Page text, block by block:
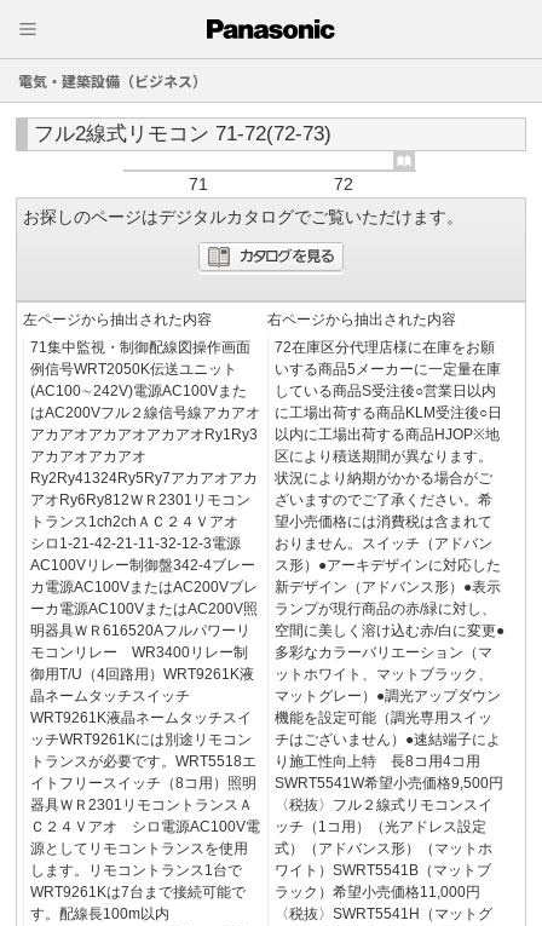
電気・建築設備（ビジネス）
フル2線式リモコン 71-72(72-73)
71
72
お探しのページはデジタルカタログでご覧いただけます。
左ページから抽出された内容
71集中監視・制御配線図操作画面
例信号WRT2050K伝送ユニット
(AC100∼242V)電源AC100Vまた
はAC200Vフル２線信号線アカアオ
アカアオアカアオアカアオRy1Ry3
アカアオアカアオ
Ry2Ry41324Ry5Ry7アカアオアカ
アオRy6Ry812ＷＲ2301リモコン
トランス1ch2chＡＣ２４Ｖアオ
シロ1-21-42-21-11-32-12-3電源
AC100Vリレー制御盤342-4ブレー
カ電源AC100VまたはAC200Vブレ
ーカ電源AC100VまたはAC200V照
明器具ＷＲ616520Aフルパワーリ
モコンリレー WR3400リレー制
御用T/U（4回路用）WRT9261K液
晶ネームタッチスイッチ
WRT9261K液晶ネームタッチスイ
ッチWRT9261Kには別途リモコン
トランスが必要です。WRT5518エ
イトフリースイッチ（8コ用）照明
器具ＷＲ2301リモコントランスＡ
Ｃ２４Ｖアオ シロ電源AC100V電
源としてリモコントランスを使用
します。リモコントランス1台で
WRT9261Kは7台まで接続可能で
す。配線長100m以内
右ページから抽出された内容
72在庫区分代理店様に在庫をお願
いする商品5メーカーに一定量在庫
している商品S受注後○営業日以内
に工場出荷する商品KLM受注後○日
以内に工場出荷する商品HJOP※地
区により積送期間が異なります。
状況により納期がかかる場合がご
ざいますのでご了承ください。希
望小売価格には消費税は含まれて
おりません。スイッチ（アドバン
ス形）●アーキデザインに対応した
新デザイン（アドバンス形）●表示
ランプが現行商品の赤/緑に対し、
空間に美しく溶け込む赤/白に変更●
多彩なカラーバリエーション（マ
ットホワイト、マットブラック、
マットグレー）●調光アップダウン
機能を設定可能（調光専用スイッ
チはございません）●速結端子によ
り施工性向上特 長8コ用4コ用
SWRT5541W希望小売価格9,500円
〈税抜〉フル２線式リモコンスイ
ッチ（1コ用）（光アドレス設定
式）（アドバンス形）（マットホ
ワイト）SWRT5541B（マットブ
ラック）希望小売価格11,000円
〈税抜〉SWRT5541H（マットグ